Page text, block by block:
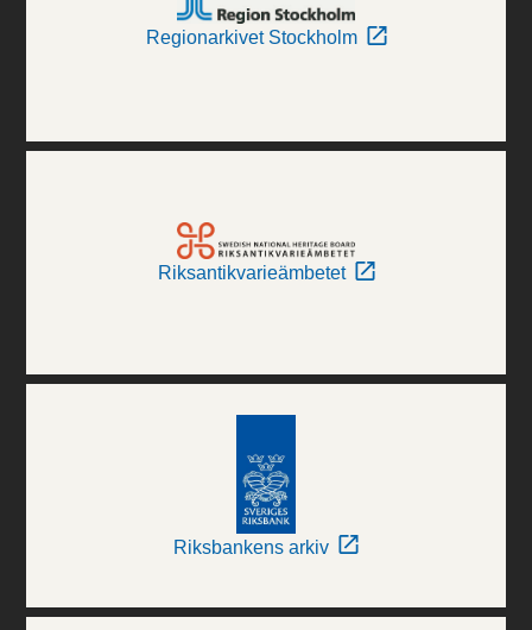
Regionarkivet Stockholm
Riksantikvarieämbetet
Riksbankens arkiv